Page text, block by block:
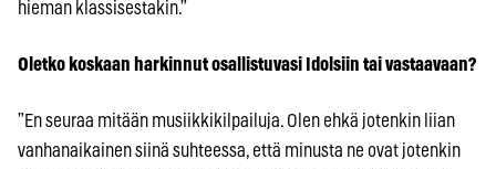
hieman klassisestakin.”
Oletko koskaan harkinnut osallistuvasi Idolsiin tai vastaavaan?
”En seuraa mitään musiikkikilpailuja. Olen ehkä jotenkin liian
vanhanaikainen siinä suhteessa, että minusta ne ovat jotenkin